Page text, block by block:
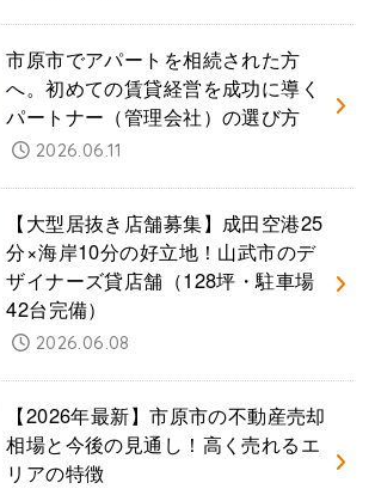
市原市でアパートを相続された方
へ。初めての賃貸経営を成功に導く
パートナー（管理会社）の選び方
2026.06.11
【大型居抜き店舗募集】成田空港25
分×海岸10分の好立地！山武市のデ
ザイナーズ貸店舗（128坪・駐車場
42台完備）
2026.06.08
【2026年最新】市原市の不動産売却
相場と今後の見通し！高く売れるエ
リアの特徴